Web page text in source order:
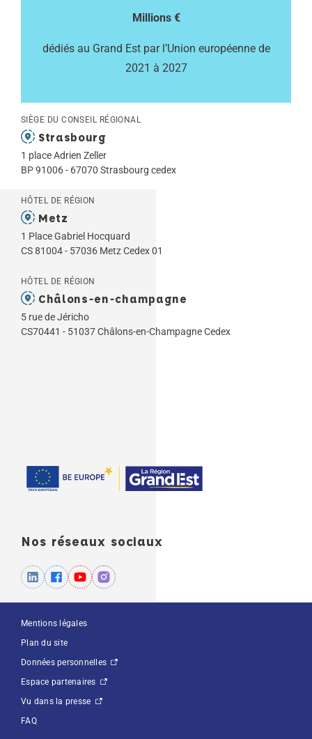
Millions €
dédiés au Grand Est par l’Union européenne de
2021 à 2027
Nos réseaux sociaux
SIÈGE DU CONSEIL RÉGIONAL
Strasbourg
1 place Adrien Zeller
BP 91006 - 67070 Strasbourg cedex
HÔTEL DE RÉGION
Metz
1 Place Gabriel Hocquard
CS 81004 - 57036 Metz Cedex 01
HÔTEL DE RÉGION
Châlons-en-champagne
5 rue de Jéricho
CS70441 - 51037 Châlons-en-Champagne Cedex
Mentions légales
Plan du site
Données personnelles
Espace partenaires
Vu dans la presse
FAQ